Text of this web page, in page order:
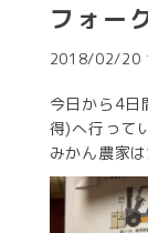
フォー
2018/02/20
今日から4日
得)へ行って
みかん農家